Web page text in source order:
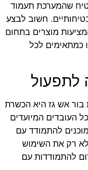
שהמערכת תעמוד
חשוב לבצע
מוצרים בתחום
כמתאימים לכל
לתפעול
בור אש גז היא הכשרת
העובדים המיועדים
להתמודד עם
רק את השימוש
להתמודדות עם